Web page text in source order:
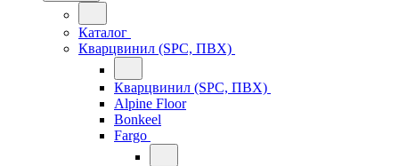
Каталог
Кварцвинил (SPC, ПВХ)
Кварцвинил (SPC, ПВХ)
Alpine Floor
Bonkeel
Fargo